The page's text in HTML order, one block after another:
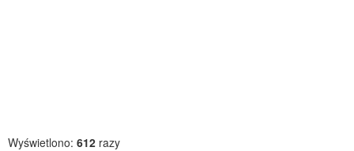
Wyświetlono: 612 razy